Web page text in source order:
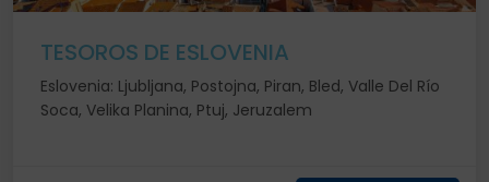
TESOROS DE ESLOVENIA
Eslovenia: Ljubljana, Postojna, Piran, Bled, Valle Del Río
Soca, Velika Planina, Ptuj, Jeruzalem